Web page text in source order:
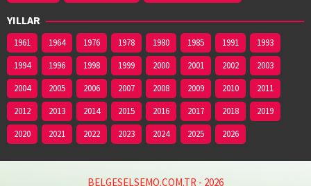
YILLAR
1961 1964 1976 1978 1980 1985 1991
1993
1994
1996 1998 1999 2000 2001 2002
2003
2004
2005 2006 2007 2008 2009 2010
2011
2012
2013 2014 2015 2016 2017 2018
2019
2020
2021 2022 2023 2024 2025 2026
BELGESELSEMO.COM.TR - 2026